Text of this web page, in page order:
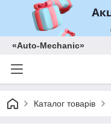
«Auto-Mechanic»
Каталог товарів